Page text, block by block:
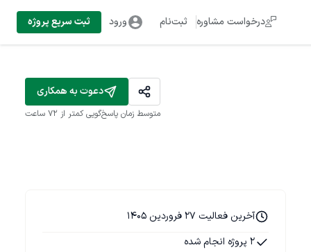
درخواست مشاوره ثبت‌نام ورود ثبت سریع پروژه
دعوت به همکاری
متوسط زمان پاسخ‌گویی کمتر از 72 ساعت
آخرین فعالیت 27 فروردین 1405
2 پروژه انجام شده